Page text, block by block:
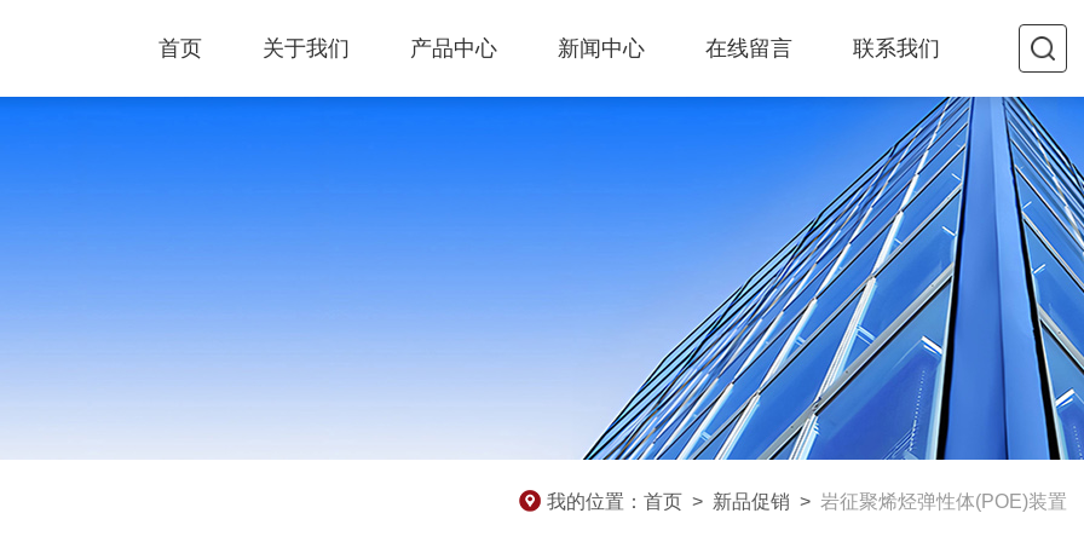
首页 关于我们 产品中心 新闻中心 在线留言 联系我们
我的位置： 首页 > 新品促销 > 岩征聚烯烃弹性体(POE)装置